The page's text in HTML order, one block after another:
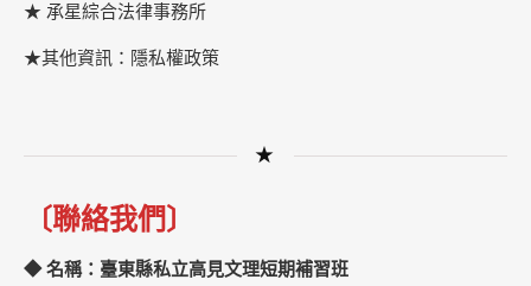
★ 承星綜合法律事務所
★其他資訊：隱私權政策
★
〔聯絡我們〕
◆ 名稱：臺東縣私立高見文理短期補習班